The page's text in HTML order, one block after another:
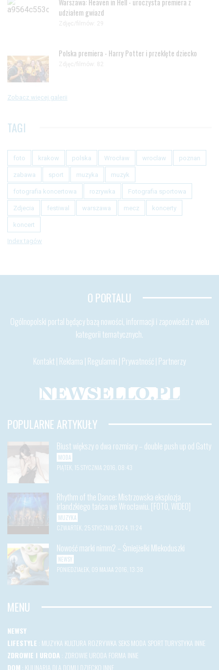
Warszawa: Heaven in Hell - uroczysta premiera z
udziałem gwiazd
Zdjęc/filmów: 29
Polska premiera - Harry Potter i przeklęte dziecko
Zdjęc/filmów: 82
Zobacz więcej galerii
TAGI
foto krakow polska Wrocław wroclaw poznan
zabawa sport muzyka muzyk
fotografia koncertowa rozrywka Fotografia sportowa
Zdjecia festiwal warszawa mecz koncerty
koncert
Index tagów
O PORTALU
Ogólnopolski portal będący bazą nowości, informacji i zapowiedzi z wielu
kategorii tematycznych.
Kontakt | Reklama | Regulamin | Prywatność| Partnerzy
POPULARNE ARTYKUŁY
Biust większy o dwa rozmiary – double push up od Gatty
MODA
PIĄTEK, 15 STYCZNIA 2016, 08:43
Rhythm of the Dance: Mistrzowska eksplozja
irlandzkiego tańca we Wrocławiu. [FOTO, WIDEO]
MUZYKA
CZWARTEK, 25 STYCZNIA 2024, 11:24
Nowość marki nimm2 – Śmiejżelki Mlekoduszki
NEWSY
PONIEDZIAŁEK, 09 MAJAA 2016, 13:38
MENU
NEWSY
LIFESTYLE : MUZYKA KULTURA ROZRYWKA SEKSMODA SPORTTURYSTYKA INNE
ZDROWIE I URODA : ZDROWIEURODA FORMA INNE
DOM : KULINARIA DLA DOMU DZIECKO INNE